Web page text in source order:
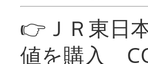
👉ＪＲ東日
値を購入